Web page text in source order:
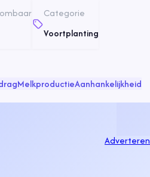
Categorie
Voortplanting
MelkproductieAanhankelijkheid
Adverteren